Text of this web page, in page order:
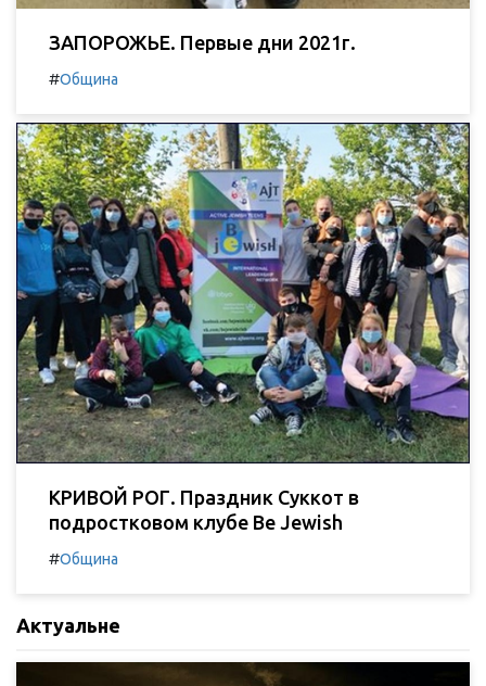
ЗАПОРОЖЬЕ. Первые дни 2021г.
#Община
КРИВОЙ РОГ. Праздник Суккот в
подростковом клубе Be Jewish
#Община
Актуальне